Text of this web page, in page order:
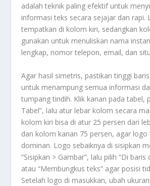
adalah teknik paling efektif untuk
informasi teks secara sejajar dan rapi.
tempatkan di kolom kiri, sedangkan
gunakan untuk menuliskan nama
lengkap, nomor telepon, email, dan
Agar hasil simetris, pastikan tinggi
untuk menampung semua informasi
tumpang tindih. Klik kanan pada tabel,
Tabel”, lalu atur lebar kolom secara
kolom kiri bisa di atur 25 persen dari
dan kolom kanan 75 persen, agar logo
dominan. Logo sebaiknya di sisipkan
“Sisipkan > Gambar”, lalu pilih “Di baris
atau “Membungkus teks” agar posisi
Setelah logo di masukkan, ubah